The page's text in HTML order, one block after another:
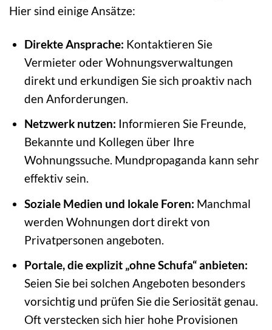
Hier sind einige Ansätze:
Direkte Ansprache: Kontaktieren Sie
Vermieter oder Wohnungsverwaltungen
direkt und erkundigen Sie sich proaktiv nach
den Anforderungen.
Netzwerk nutzen: Informieren Sie Freunde,
Bekannte und Kollegen über Ihre
Wohnungssuche. Mundpropaganda kann sehr
effektiv sein.
Soziale Medien und lokale Foren: Manchmal
werden Wohnungen dort direkt von
Privatpersonen angeboten.
Portale, die explizit „ohne Schufa“ anbieten:
Seien Sie bei solchen Angeboten besonders
vorsichtig und prüfen Sie die Seriosität genau.
Oft verstecken sich hier hohe Provisionen